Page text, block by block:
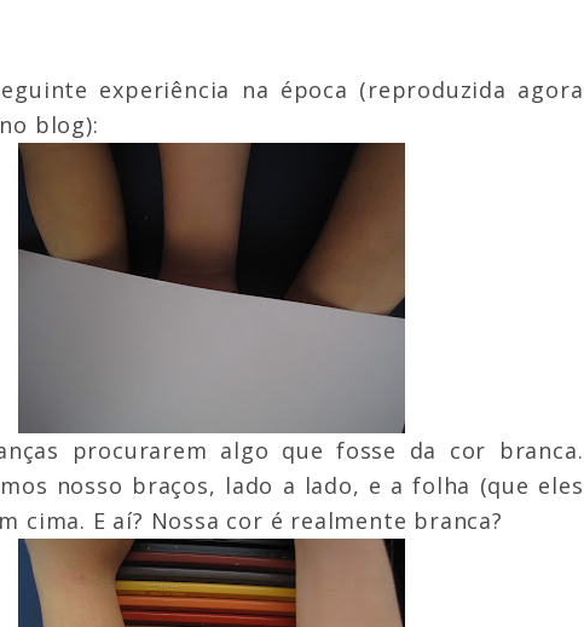
experiência na época (reproduzida agora
blog):
procurarem algo que fosse da cor branca.
nosso braços, lado a lado, e a folha (que eles
cima. E aí? Nossa cor é realmente branca?